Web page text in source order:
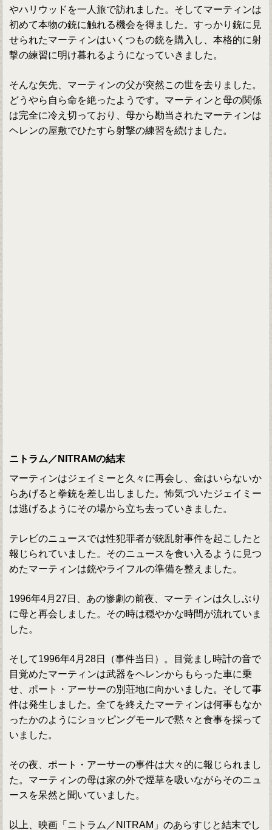
やハリウッドを一人旅で訪れました。そしてマーティンは
初めて本物の銃に触れる機会を得ました。すっかり銃に見
せられたマーティンはいくつもの銃を購入し、本格的に射
撃の練習に明け暮れるようになっていきました。
そんな矢先、マーティンの父が突然この世を去りました。
どうやら自ら命を絶ったようです。マーティンと母の関係
は完全に冷え切っており、母から勘当されたマーティンは
ヘレンの屋敷でひたすら射撃の練習を続けました。
ニトラム／NITRAMの結末
マーティンはジェイミーと久々に再会し、金はいらないか
らあげると拳銃を差し出しました。怖気づいたジェイミー
は逃げるようにその場から立ち去っていきました。
テレビのニュースでは性犯罪者が銃乱射事件を起こしたと
報じられていました。そのニュースを食い入るように見つ
めたマーティンは銃やライフルの準備を整えました。
1996年4月27日、あの惨劇の前夜、マーティンは久しぶり
に母と再会しました。その時は穏やかな時間が流れていま
した。
そして1996年4月28日（事件当日）。目覚まし時計の音で
目覚めたマーティンは武器をヘレンからもらった車に乗
せ、ポート・アーサーの別荘地に向かいました。そして事
件は発生しました。全てを終えたマーティンは何事もなか
ったかのようにショッピングモールで黙々と食事を採って
いました。
その夜、ポート・アーサーの事件は大々的に報じられまし
た。マーティンの母は家の外で煙草を吸いながらそのニュ
ースを呆然と聞いていました。
以上、映画「ニトラム／NITRAM」のあらすじと結末でし